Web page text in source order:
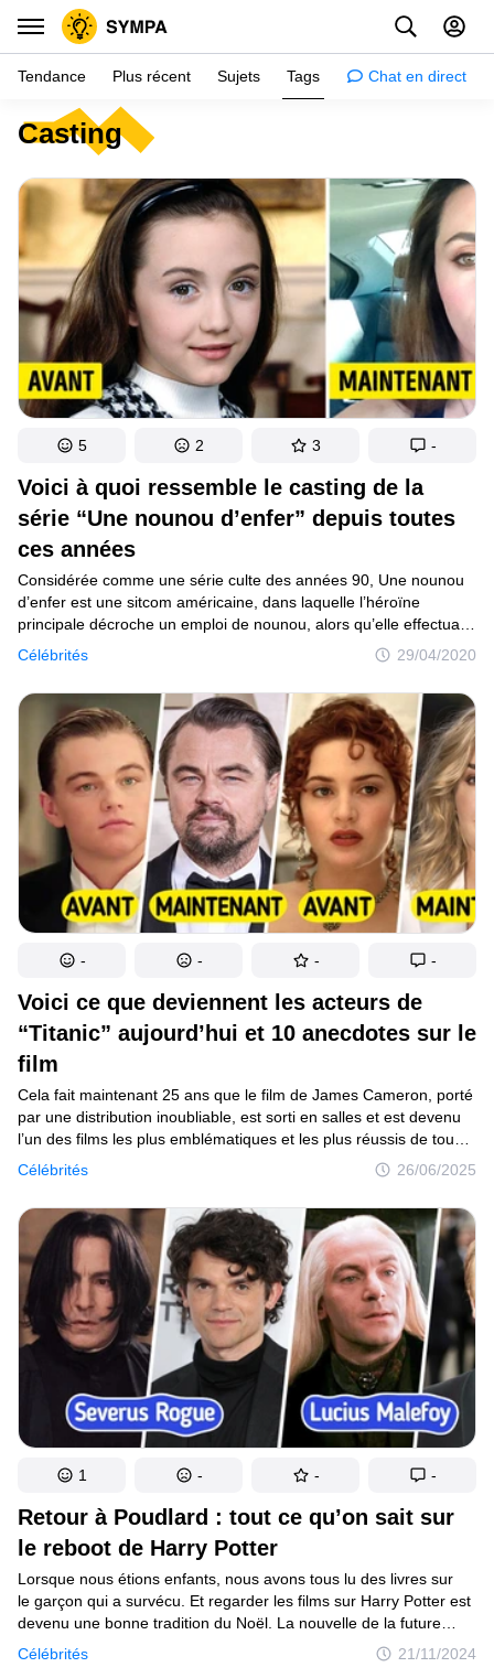
Casting
Voici à quoi ressemble le casting de la
série “Une nounou d’enfer” depuis toutes
ces années
Célébrités 29/04/2020
Considérée comme une série culte des années 90, Une nounou
d’enfer est une sitcom américaine, dans laquelle l’héroïne
principale décroche un emploi de nounou, alors qu’elle effectuait
du porte-à-porte pour vendre des cosmétiques. Elle est devenue
très populaire, au point d’être diffusée dans de nombreux pays.
5 2 3 -
Voici ce que deviennent les acteurs de
“Titanic” aujourd’hui et 10 anecdotes sur le
film
Célébrités 26/06/2025
Cela fait maintenant 25 ans que le film de James Cameron, porté
par une distribution inoubliable, est sorti en salles et est devenu
l’un des films les plus emblématiques et les plus réussis de tous
les temps. Ce long-métrage, qui raconte la tragique histoire
d’amour entre Jack et Rose à bord du célèbre paquebot,
a remporté 11 Oscars et engrangé plus de 2 milliards de dollars
dans le monde. Voici un aperçu de ce que sont devenus certains
membres du casting, ainsi que 10 faits fascinants sur le film.
- - - -
Retour à Poudlard : tout ce qu’on sait sur
le reboot de Harry Potter
Célébrités 21/11/2024
Lorsque nous étions enfants, nous avons tous lu des livres sur
le garçon qui a survécu. Et regarder les films sur Harry Potter est
devenu une bonne tradition du Noël. La nouvelle de la future
série est apparue au printemps de l’année dernière. Nous avons
décidé de nous renseigner sur l’état d’avancement du projet,
1 - - -
Tendance Plus récent Sujets Tags Chat en direct
Inspiration
Psychologie
Conseils
Filles
Couple
Histoires
Éducation
Tests
Maison
Cuisine
Bien-être
Admiration
Animaux
Photographie
C’est curieux
Endroits
Humour
Règles éditoriales
Contacte la rédaction
Politique de confidentialité
Politique de droit d'auteur
Politique relative aux cookies
Modalités de service
Plan de site
Mise à jour du consentement
TheSoul Publishing
Tous droits réservés.